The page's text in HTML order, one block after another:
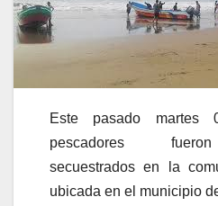
Este pasado martes
pescadores
secuestrados en la
ubicada en el municipio